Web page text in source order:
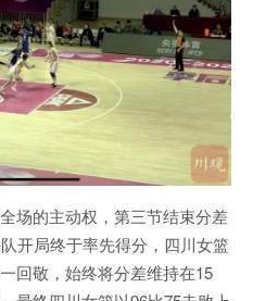
场的主动权，第三节结束分差
开局终于率先得分，四川女篮
回敬，始终将分差维持在15